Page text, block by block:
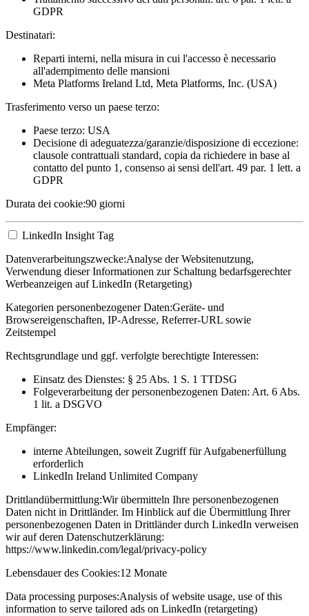
GDPR
Destinatari:
Reparti interni, nella misura in cui l'accesso è necessario
all'adempimento delle mansioni
Meta Platforms Ireland Ltd, Meta Platforms, Inc. (USA)
Trasferimento verso un paese terzo:
Paese terzo: USA
Decisione di adeguatezza/garanzie/disposizione di eccezione:
clausole contrattuali standard, copia da richiedere in base al
contatto del punto 1, consenso ai sensi dell'art. 49 par. 1 lett. a
GDPR
Durata dei cookie:90 giorni
LinkedIn Insight Tag
Datenverarbeitungszwecke:Analyse der Websitenutzung,
Verwendung dieser Informationen zur Schaltung bedarfsgerechter
Werbeanzeigen auf LinkedIn (Retargeting)
Kategorien personenbezogener Daten:Geräte- und
Browsereigenschaften, IP-Adresse, Referrer-URL sowie
Zeitstempel
Rechtsgrundlage und ggf. verfolgte berechtigte Interessen:
Einsatz des Dienstes: § 25 Abs. 1 S. 1 TTDSG
Folgeverarbeitung der personenbezogenen Daten: Art. 6 Abs.
1 lit. a DSGVO
Empfänger:
interne Abteilungen, soweit Zugriff für Aufgabenerfüllung
erforderlich
LinkedIn Ireland Unlimited Company
Drittlandübermittlung:Wir übermitteln Ihre personenbezogenen
Daten nicht in Drittländer. Im Hinblick auf die Übermittlung Ihrer
personenbezogenen Daten in Drittländer durch LinkedIn verweisen
wir auf deren Datenschutzerklärung:
https://www.linkedin.com/legal/privacy-policy
Lebensdauer des Cookies:12 Monate
Data processing purposes:Analysis of website usage, use of this
information to serve tailored ads on LinkedIn (retargeting)